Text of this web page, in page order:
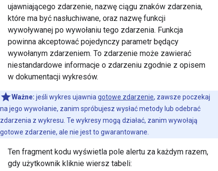
ujawniającego zdarzenie, nazwę ciągu znaków zdarzenia,
które ma być nasłuchiwane, oraz nazwę funkcji
wywoływanej po wywołaniu tego zdarzenia. Funkcja
powinna akceptować pojedynczy parametr będący
wywołanym zdarzeniem. To zdarzenie może zawierać
niestandardowe informacje o zdarzeniu zgodnie z opisem
w dokumentacji wykresów.
Ważne: jeśli wykres ujawnia gotowe zdarzenie, zawsze poczekaj
na jego wywołanie, zanim spróbujesz wysłać metody lub odebrać
zdarzenia z wykresu. Te wykresy mogą działać, zanim wywołają
gotowe zdarzenie, ale nie jest to gwarantowane.
Ten fragment kodu wyświetla pole alertu za każdym razem,
gdy użytkownik kliknie wiersz tabeli: